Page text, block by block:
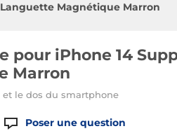
Magnétique Marron
pour iPhone 14
Marron
le dos du smartphone
Poser une question